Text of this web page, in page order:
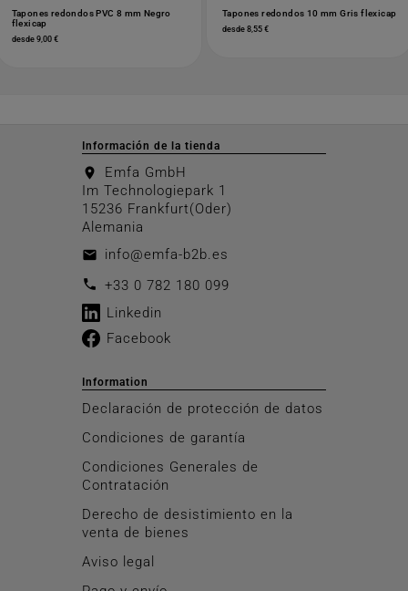
Tapones redondos PVC 8 mm Negro
flexicap
desde 9,00 €
Tapones redondos 10 mm Gris flexicap
desde 8,55 €
Información de la tienda
location_on
Emfa GmbH
Im Technologiepark 1
15236 Frankfurt(Oder)
Alemania
email info@emfa-b2b.es
call +33 0 782 180 099
Linkedin
Facebook
Information
Declaración de protección de datos
Condiciones de garantía
Condiciones Generales de
Contratación
Derecho de desistimiento en la
venta de bienes
Aviso legal